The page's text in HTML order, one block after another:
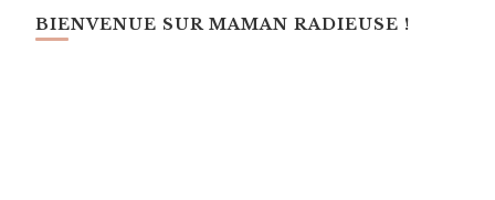
BIENVENUE SUR MAMAN RADIEUSE !